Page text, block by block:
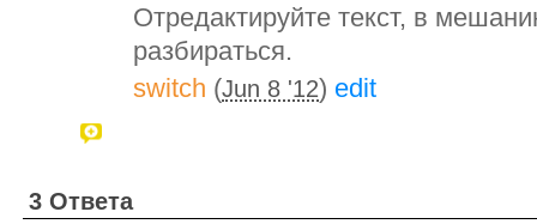
Отредактируйте текст, в
разбираться.
switch (Jun 8 '12) edit
3 Ответа